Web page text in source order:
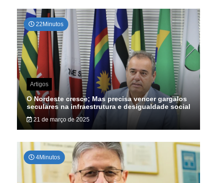
22Minutos
Artigos
O Nordeste cresce; Mas precisa vencer gargalos
seculares na infraestrutura e desigualdade social
21 de março de 2025
4Minutos